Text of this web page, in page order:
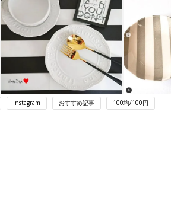
Instagram おすすめ記事 100均/100円